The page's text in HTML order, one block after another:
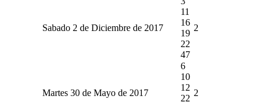
Sabado 2 de Diciembre de 2017
11
16
19
22
47
2
Martes 30 de Mayo de 2017
6
10
12
22
2